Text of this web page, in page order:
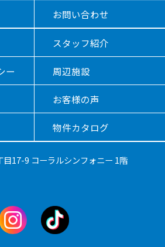
お問い合わせ
スタッフ紹介
ー 周辺施設
お客様の声
物件カタログ
17-9 コーラルシンフォニー 1階